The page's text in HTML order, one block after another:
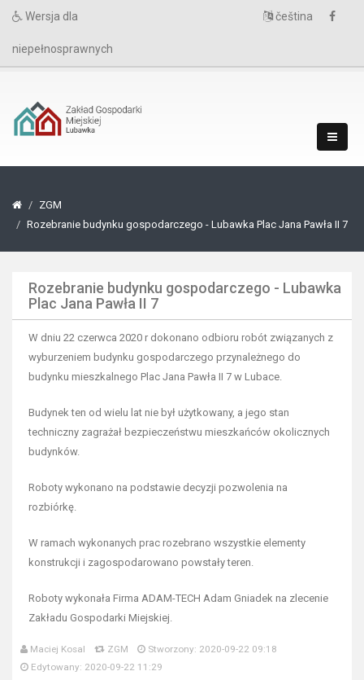
Wersja dla
niepełnosprawnych
čeština
ZGM
Rozebranie budynku gospodarczego - Lubawka Plac Jana Pawła II 7
Rozebranie budynku gospodarczego - Lubawka
Plac Jana Pawła II 7
W dniu 22 czerwca 2020 r dokonano odbioru robót związanych z
wyburzeniem budynku gospodarczego przynależnego do
budynku mieszkalnego Plac Jana Pawła II 7 w Lubace.
Budynek ten od wielu lat nie był użytkowany, a jego stan
techniczny zagrażał bezpieczeństwu mieszkańców okolicznych
budynków.
Roboty wykonano na podstawie decyzji pozwolenia na
rozbiórkę.
W ramach wykonanych prac rozebrano wszystkie elementy
konstrukcji i zagospodarowano powstały teren.
Roboty wykonała Firma ADAM-TECH Adam Gniadek na zlecenie
Zakładu Gospodarki Miejskiej.
Maciej Kosal ZGM
Stworzony: 2020-09-22 09:18
Edytowany: 2020-09-22 11:29